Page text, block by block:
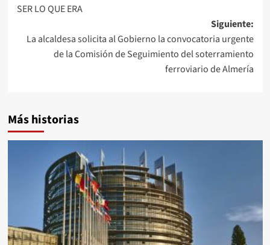
entradas
SER LO QUE ERA
Siguiente:
La alcaldesa solicita al Gobierno la convocatoria urgente
de la Comisión de Seguimiento del soterramiento
ferroviario de Almería
Más historias